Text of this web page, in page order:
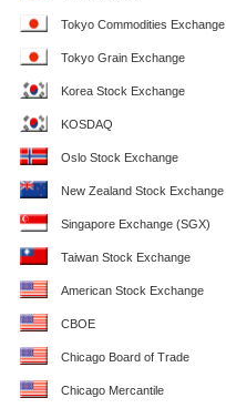
Tokyo Commodities Exchange
Tokyo Grain Exchange
Korea Stock Exchange
KOSDAQ
Oslo Stock Exchange
New Zealand Stock Exchange
Singapore Exchange (SGX)
Taiwan Stock Exchange
American Stock Exchange
CBOE
Chicago Board of Trade
Chicago Mercantile